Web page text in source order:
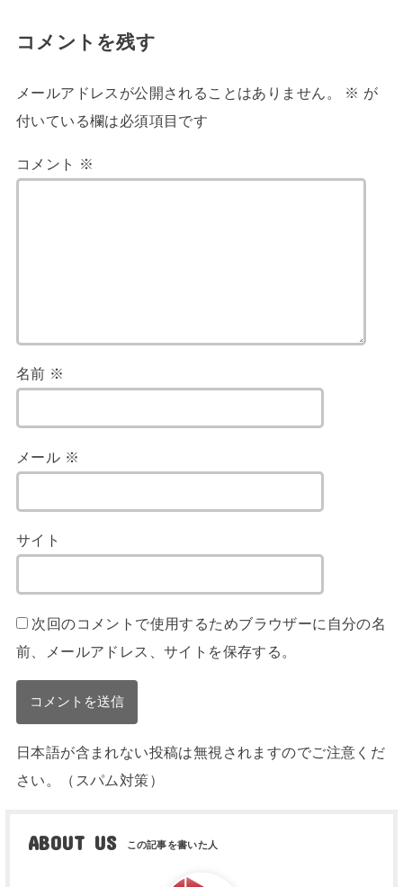
コメントを残す
メールアドレスが公開されることはありません。 ※ が
付いている欄は必須項目です
コメント ※
名前 ※
メール ※
サイト
次回のコメントで使用するためブラウザーに自分の名
前、メールアドレス、サイトを保存する。
日本語が含まれない投稿は無視されますのでご注意くだ
さい。（スパム対策）
ABOUT US